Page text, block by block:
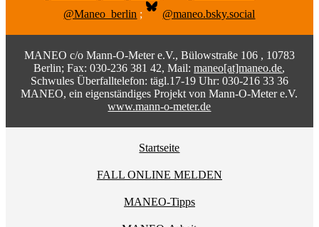
@Maneo_berlin ; @maneo.bsky.social
MANEO c/o Mann-O-Meter e.V., Bülowstraße 106 , 10783
Berlin; Fax: 030-236 381 42, Mail:maneo[at]maneo.de,
Schwules Überfalltelefon: tägl.17-19 Uhr: 030-216 33 36
MANEO, ein eigenständiges Projekt von Mann-O-Meter e.V.
www.mann-o-meter.de
Startseite
FALL ONLINE MELDEN
MANEO-Tipps